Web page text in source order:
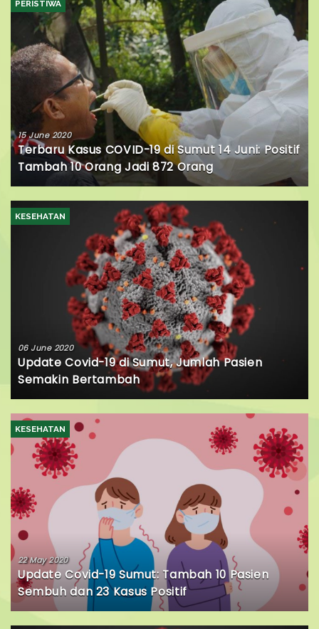
PERISTIWA
15 June 2020
Terbaru Kasus COVID-19 di Sumut 14 Juni: Positif
Tambah 10 Orang Jadi 872 Orang
KESEHATAN
06 June 2020
Update Covid-19 di Sumut, Jumlah Pasien
Semakin Bertambah
KESEHATAN
22 May 2020
Update Covid-19 Sumut: Tambah 10 Pasien
Sembuh dan 23 Kasus Positif